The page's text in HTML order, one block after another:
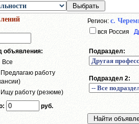
Регион: с.
вся Россия
объявления:
Все
Предлагаю работу
Ищу работу (резюме)
Подраздел:
Подраздел 2:
руб.